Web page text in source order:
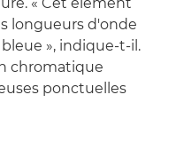
longueurs d'onde
», indique-t-il.
chromatique
ponctuelles